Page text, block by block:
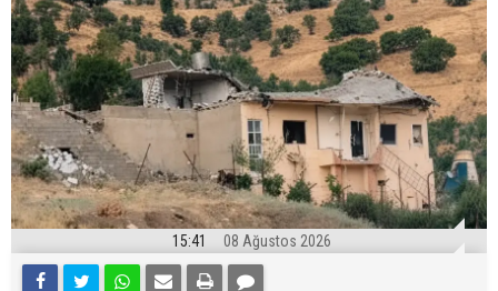
15:41 08 Ağustos 2026